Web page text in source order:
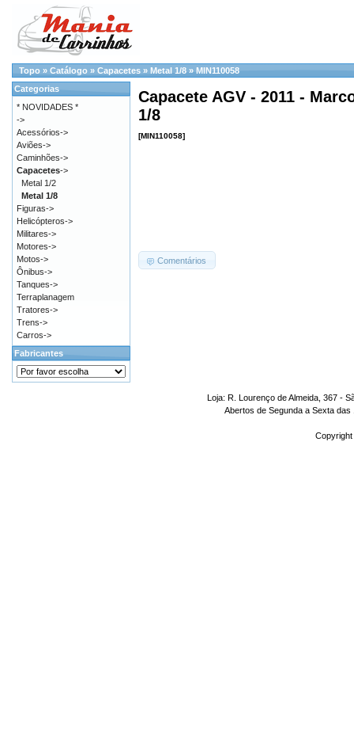
Topo » Catálogo » Capacetes » Metal 1/8 » MIN110058
Capacete AGV - 2011 -
1/8
[MIN110058]
Comentários
Categorias
* NOVIDADES *
->
Acessórios->
Aviões->
Caminhões->
Capacetes->
Metal 1/2
Metal 1/8
Figuras->
Helicópteros->
Militares->
Motores->
Motos->
Ônibus->
Tanques->
Terraplanagem
Tratores->
Trens->
Carros->
Fabricantes
Loja: R. Lourenço de Almeida, 367 -
Abertos de Segunda a Sexta